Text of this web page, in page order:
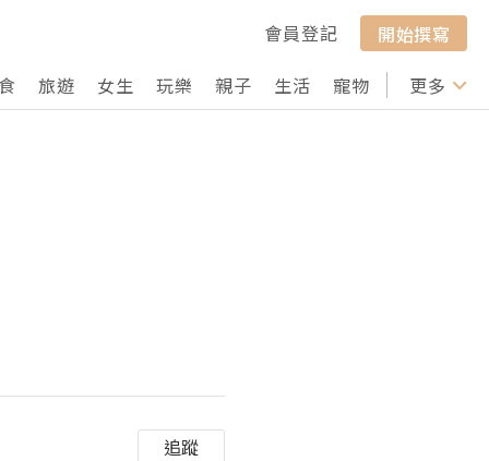
會員登記
開始撰寫
旅遊 女生 玩樂 親子 生活 寵物 行山 打卡
更多
追蹤